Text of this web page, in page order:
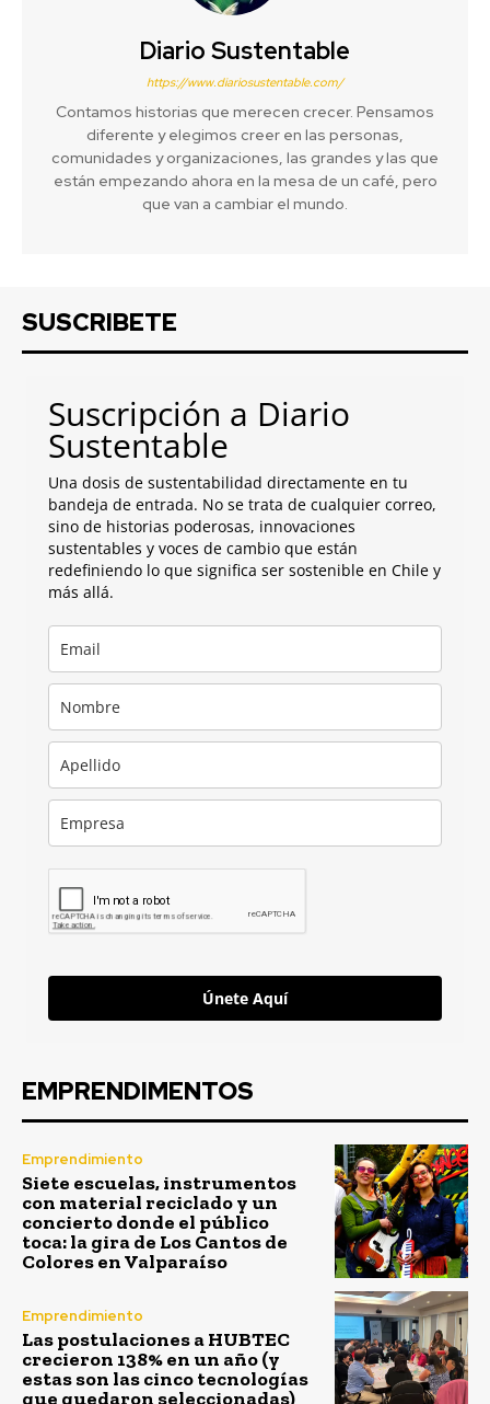
Diario Sustentable
https://www.diariosustentable.com/
Contamos historias que merecen crecer. Pensamos
diferente y elegimos creer en las personas,
comunidades y organizaciones, las grandes y las que
están empezando ahora en la mesa de un café, pero
que van a cambiar el mundo.
SUSCRIBETE
Suscripción a Diario
Sustentable
Una dosis de sustentabilidad directamente en tu
bandeja de entrada. No se trata de cualquier correo,
sino de historias poderosas, innovaciones
sustentables y voces de cambio que están
redefiniendo lo que significa ser sostenible en Chile y
más allá.
Únete Aquí
EMPRENDIMENTOS
Emprendimiento
Siete escuelas, instrumentos
con material reciclado y un
concierto donde el público
toca: la gira de Los Cantos de
Colores en Valparaíso
Emprendimiento
Las postulaciones a HUBTEC
crecieron 138% en un año (y
estas son las cinco tecnologías
que quedaron seleccionadas)